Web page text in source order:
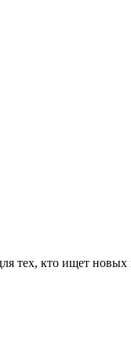
тех, кто ищет новых